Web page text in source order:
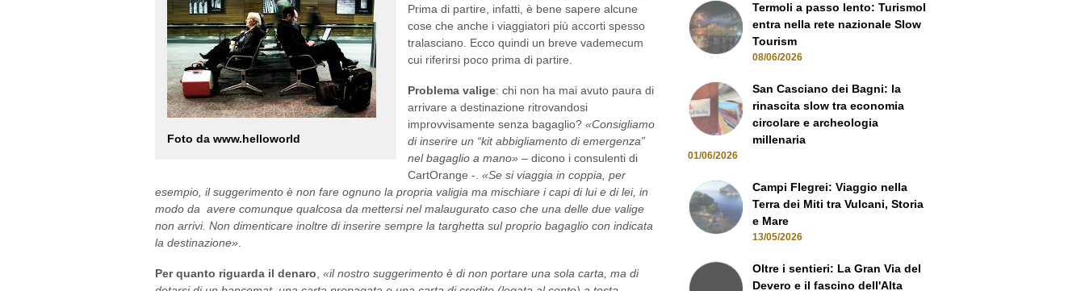
Foto da www.helloworld
Prima di partire, infatti, è bene sapere alcune
cose che anche i viaggiatori più accorti spesso
tralasciano. Ecco quindi un breve vademecum
cui riferirsi poco prima di partire.
Problema valige: chi non ha mai avuto paura di
arrivare a destinazione ritrovandosi
improvvisamente senza bagaglio? «Consigliamo
di inserire un “kit abbigliamento di emergenza”
nel bagaglio a mano» – dicono i consulenti di
CartOrange -. «Se si viaggia in coppia, per
esempio, il suggerimento è non fare ognuno la propria valigia ma mischiare i capi di lui e di lei, in
modo da avere comunque qualcosa da mettersi nel malaugurato caso che una delle due valige
non arrivi. Non dimenticare inoltre di inserire sempre la targhetta sul proprio bagaglio con indicata
la destinazione»
Per quanto riguarda il denaro «il nostro suggerimento è di non portare una sola carta, ma di
Termoli a passo lento: Turismol
entra nella rete nazionale Slow
Tourism
08/06/2026
San Casciano dei Bagni: la
rinascita slow tra economia
circolare e archeologia
millenaria
01/06/2026
Campi Flegrei: Viaggio nella
Terra dei Miti tra Vulcani, Storia
e Mare
13/05/2026
Oltre i sentieri: La Gran Via del
Devero e il fascino dell'Alta